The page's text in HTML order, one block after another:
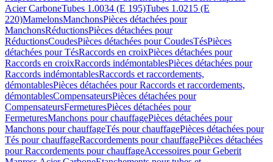
Acier CarboneTubes 1.0034 (E 195)Tubes 1.0215 (E
220)MamelonsManchonsPièces détachées pour
ManchonsRéductionsPièces détachées pour
RéductionsCoudesPièces détachées pour CoudesTésPièces
détachées pour TésRaccords en croixPièces détachées pour
Raccords en croixRaccords indémontablesPièces détachées pour
Raccords indémontablesRaccords et raccordements,
démontablesPièces détachées pour Raccords et raccordements,
démontablesCompensateursPièces détachées pour
CompensateursFermeturesPièces détachées pour
FermeturesManchons pour chauffagePièces détachées pour
Manchons pour chauffageTés pour chauffagePièces détachées pour
Tés pour chauffageRaccordements pour chauffagePièces détachées
pour Raccordements pour chauffageAccessoires pour Geberit